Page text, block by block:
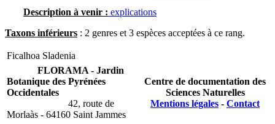
Description à venir : explications
Taxons inférieurs : 2 genres et 3 espèces acceptées à ce rang.
Ficalhoa Sladenia
FLORAMA - Jardin
Botanique des Pyrénées
Occidentales
42, route de
Morlaàs - 64160 Saint Jammes
Centre de documentation des
Sciences Naturelles
Mentions légales - Contact